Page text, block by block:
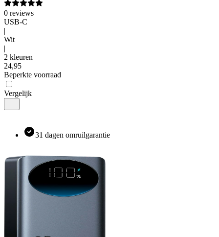
0 reviews
USB-C
|
Wit
|
2 kleuren
24,95
Beperkte voorraad
Vergelijk
31 dagen omruilgarantie